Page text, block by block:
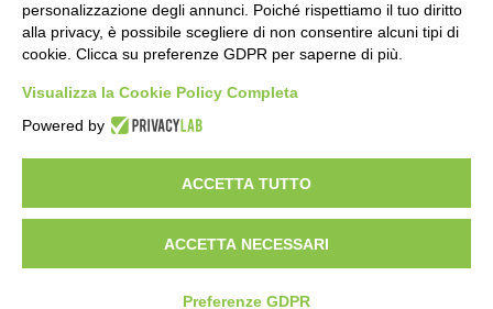
Calcola
Scorporo IVA
Importo lordo (€):
personalizzazione degli annunci. Poiché rispettiamo il tuo diritto
alla privacy, è possibile scegliere di non consentire alcuni tipi di
cookie. Clicca su preferenze GDPR per saperne di più.
Visualizza la Cookie Policy Completa
Powered by
ACCETTA TUTTO
ACCETTA NECESSARI
Preferenze GDPR